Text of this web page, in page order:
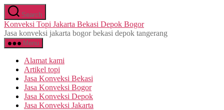
Skip
to
the
content
Search
Konveksi Topi Jakarta Bekasi Depok Bogor
Jasa konveksi jakarta bogor bekasi depok tangerang
Menu
Alamat kami
Artikel topi
Jasa Konveksi Bekasi
Jasa Konveksi Bogor
Jasa Konveksi Depok
Jasa Konveksi Jakarta